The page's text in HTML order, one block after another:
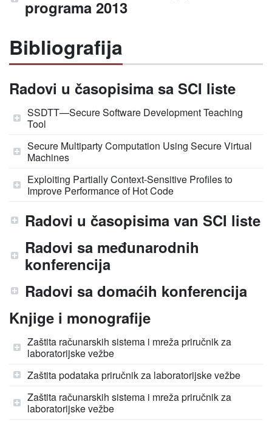
programa 2013
Bibliografija
Radovi u časopisima sa SCI liste
SSDTT—Secure Software Development Teaching
Tool
Secure Multiparty Computation Using Secure Virtual
Machines
Exploiting Partially Context-Sensitive Profiles to
Improve Performance of Hot Code
Radovi u časopisima van SCI liste
Radovi sa međunarodnih
konferencija
Radovi sa domaćih konferencija
Knjige i monografije
Zaštita računarskih sistema i mreža priručnik za
laboratorijske vežbe
Zaštita podataka priručnik za laboratorijske vežbe
Zaštita računarskih sistema i mreža priručnik za
laboratorijske vežbe